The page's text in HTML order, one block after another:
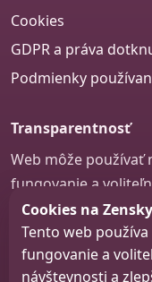
Cookies
GDPR a práva
Podmienky
Transparentnosť
Web môže používať
fungovanie a
zlepšovanie
Nastavenie cookies
Cookies na
Tento web
fungovanie a
návštevnosti a